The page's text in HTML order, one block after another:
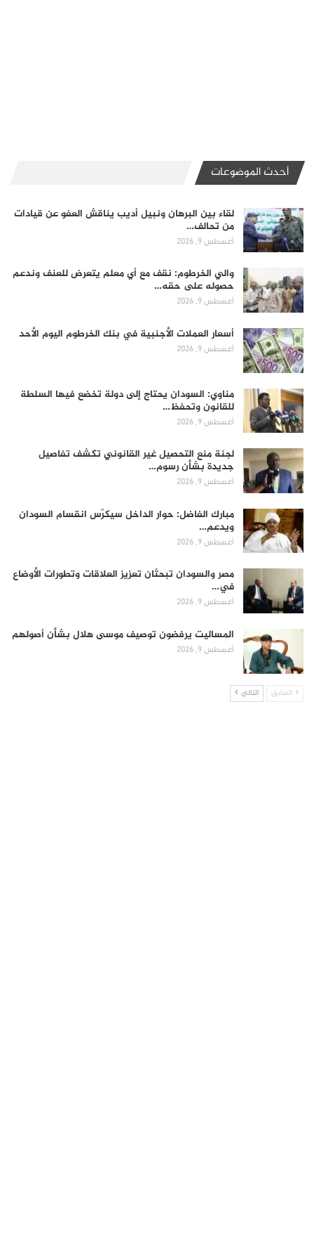
أحدث الموضوعات
لقاء بين البرهان ونبيل أديب يناقش العفو عن قيادات
من تحالف…
أغسطس 9, 2026
والي الخرطوم: نقف مع أي معلم يتعرض للعنف وندعم
حصوله على حقه…
أغسطس 9, 2026
أسعار العملات الأجنبية في بنك الخرطوم اليوم الأحد
أغسطس 9, 2026
مناوي: السودان يحتاج إلى دولة تخضع فيها السلطة
للقانون وتحفظ…
أغسطس 9, 2026
لجنة منع التحصيل غير القانوني تكشف تفاصيل
جديدة بشأن رسوم…
أغسطس 9, 2026
مبارك الفاضل: حوار الداخل سيكرّس انقسام السودان
ويدعم…
أغسطس 9, 2026
مصر والسودان تبحثان تعزيز العلاقات وتطورات الأوضاع
في…
أغسطس 9, 2026
المساليت يرفضون توصيف موسى هلال بشأن أصولهم
أغسطس 9, 2026
السابق التالي